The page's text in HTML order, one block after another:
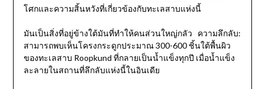
โศกและความสิ้นหวังที่เกี่ยวข้องกับทะเลสาบแห่งนี้
มันเป็นสิ่งที่อยู่ข้างใต้มันที่ทำให้คนส่วนใหญ่กลัว ความลึกลับ:
สามารถพบเห็นโครงกระดูกประมาณ 300-600 ชิ้นใต้พื้นผิว
ของทะเลสาบ Roopkund ที่กลายเป็นน้ำแข็งทุกปี เมื่อน้ำแข็ง
ละลายในสถานที่ลึกลับแห่งนี้ในอินเดีย